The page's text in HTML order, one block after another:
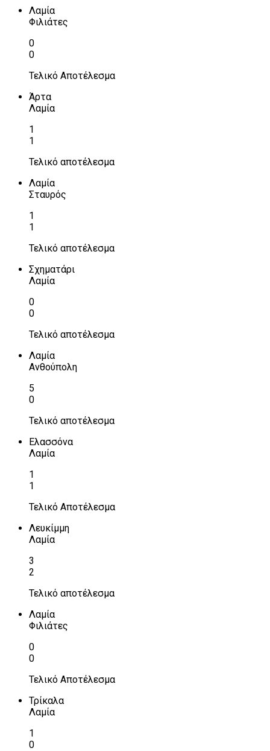
Λαμία
Φιλιάτες
0
0
Τελικό Αποτέλεσμα
Άρτα
Λαμία
1
1
Τελικό αποτέλεσμα
Λαμία
Σταυρός
1
1
Τελικό αποτέλεσμα
Σχηματάρι
Λαμία
0
0
Τελικό αποτέλεσμα
Λαμία
Ανθούπολη
5
0
Τελικό αποτέλεσμα
Ελασσόνα
Λαμία
1
1
Τελικό Αποτέλεσμα
Λευκίμμη
Λαμία
3
2
Τελικό αποτέλεσμα
Λαμία
Φιλιάτες
0
0
Τελικό Αποτέλεσμα
Τρίκαλα
Λαμία
1
0